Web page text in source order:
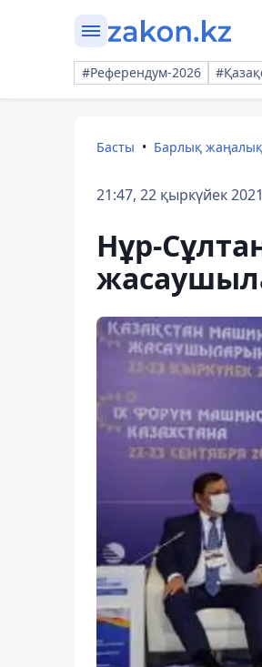
#Референдум-2026
Басты Барлық
21:47, 22 қыркүйек 2021
Нұр-